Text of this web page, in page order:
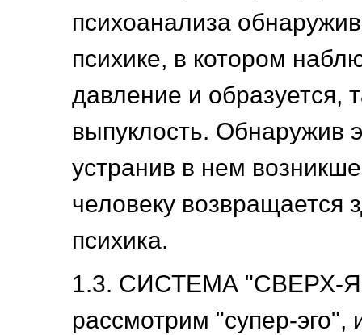
психоанализа
психике, в котором
давление и образуется,
выпуклость. Обнаружив
устранив в нем
человеку возвращается
психика.
1.3. СИСТЕМА "СВЕРХ-
рассмотрим "супер-эго",